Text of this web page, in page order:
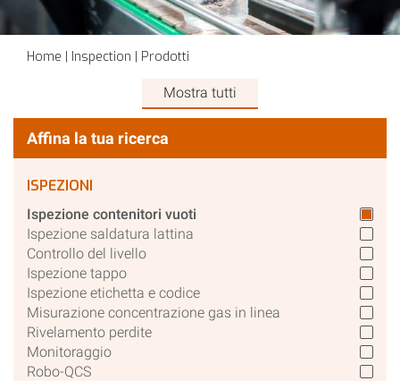
Home | Inspection | Prodotti
Mostra tutti
Affina la tua ricerca
ISPEZIONI
Ispezione contenitori vuoti
Ispezione saldatura lattina
Controllo del livello
Ispezione tappo
Ispezione etichetta e codice
Misurazione concentrazione gas in linea
Rivelamento perdite
Monitoraggio
Robo-QCS